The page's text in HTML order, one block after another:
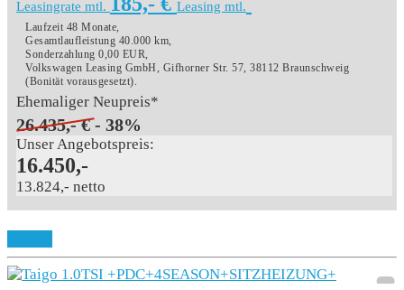
Leasingrate mtl. Leasing mtl.
Laufzeit 48 Monate,
Gesamtlaufleistung 40.000 km,
Sonderzahlung 0,00 EUR,
Volkswagen Leasing GmbH, Gifhorner Str. 57, 38112 Braunschweig
(Bonität vorausgesetzt).
Ehemaliger Neupreis*
26.435,- € - 38%
Unser Angebotspreis:
16.450,-
13.824,- netto